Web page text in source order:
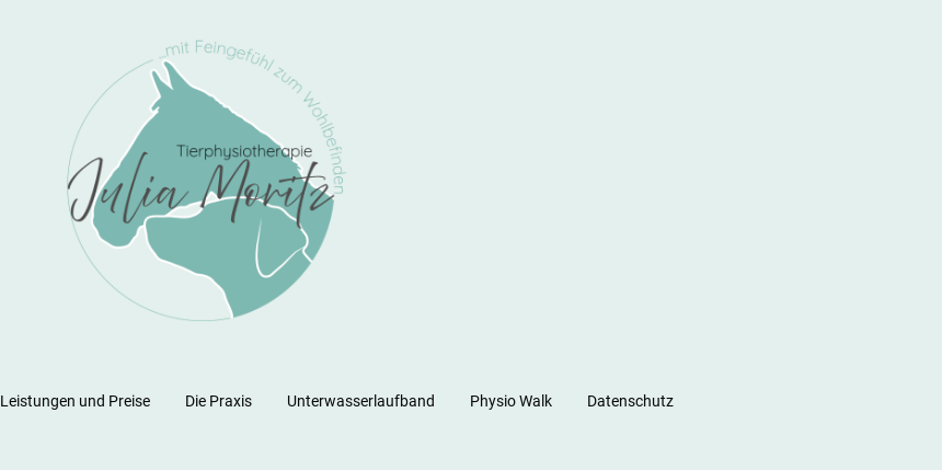
Leistungen und Preise Die Praxis Unterwasserlaufband Physio Walk Datenschutz